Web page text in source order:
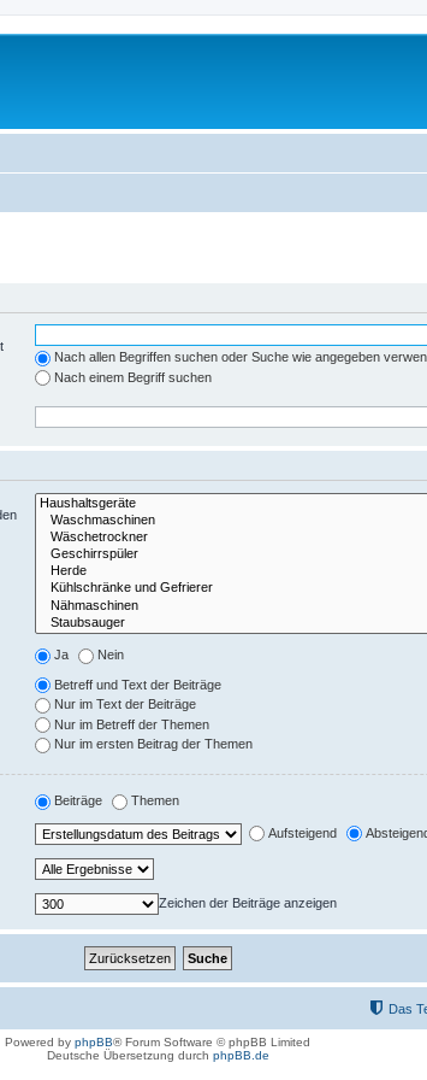
Nach allen Begriffen suchen oder Suche wie angegeben
Nach einem Begriff suchen
Ja Nein
Betreff und Text der Beiträge
Nur im Text der Beiträge
Nur im Betreff der Themen
Nur im ersten Beitrag der Themen
Beiträge Themen
Aufsteigend
Zeichen der Beiträge anzeigen
Das
Powered by phpBB® Forum Software © phpBB Limited
Deutsche Übersetzung durch phpBB.de